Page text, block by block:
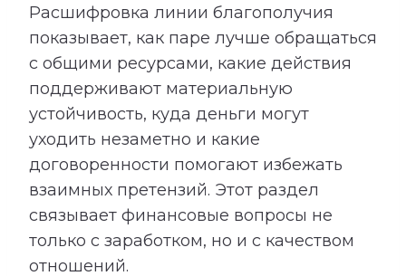
Расшифровка линии благополучия
показывает, как паре лучше обращаться
с общими ресурсами, какие действия
поддерживают материальную
устойчивость, куда деньги могут
уходить незаметно и какие
договоренности помогают избежать
взаимных претензий. Этот раздел
связывает финансовые вопросы не
только с заработком, но и с качеством
отношений.